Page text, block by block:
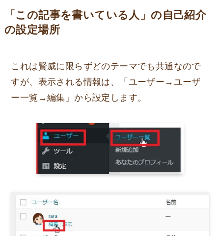
「この記事を書いている人」の自己紹介
の設定場所
これは賢威に限らずどのテーマでも共通なので
すが、表示される情報は、「ユーザー→ユーザ
ー一覧→編集」から設定します。